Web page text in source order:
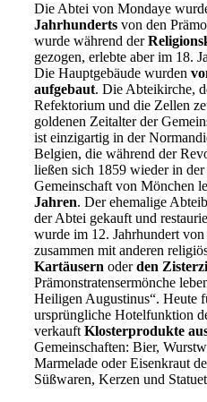
Die Abtei von Mondaye
Jahrhunderts von den
wurde während der
gezogen, erlebte aber im 18.
Die Hauptgebäude wurden
aufgebaut. Die Abteikirche,
Refektorium und die Zellen
goldenen Zeitalter der
ist einzigartig in der
Belgien, die während der
ließen sich 1859 wieder in
Gemeinschaft von Mönchen
Jahren. Der ehemalige
der Abtei gekauft und
wurde im 12. Jahrhundert
zusammen mit anderen
Kartäusern oderden
Prämonstratensermönche
Heiligen Augustinus“. Heute
ursprüngliche Hotelfunktion
verkauft Klosterprodukte
Gemeinschaften: Bier,
Marmelade oder Eisenkraut
Süßwaren, Kerzen und